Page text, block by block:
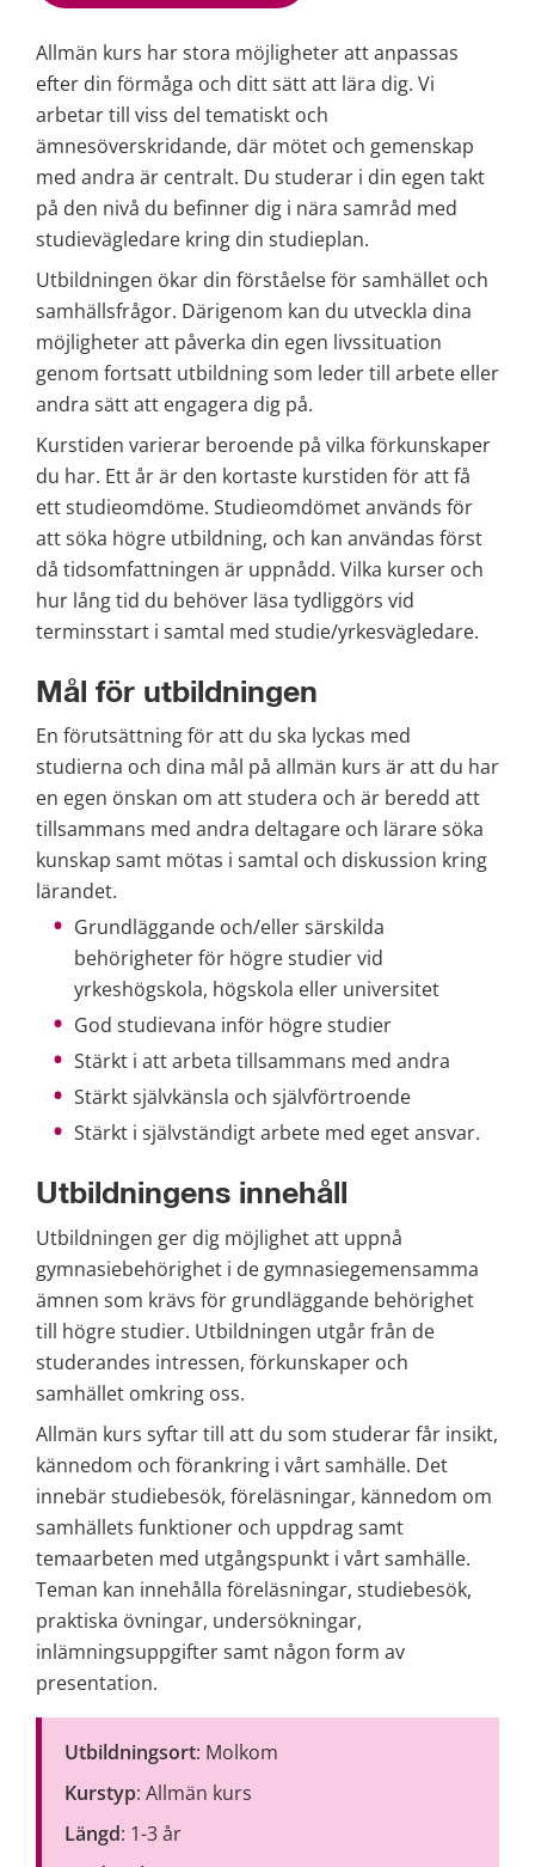
Allmän kurs har stora möjligheter att anpassas
efter din förmåga och ditt sätt att lära dig. Vi
arbetar till viss del tematiskt och
ämnesöverskridande, där mötet och gemenskap
med andra är centralt. Du studerar i din egen takt
på den nivå du befinner dig i nära samråd med
studievägledare kring din studieplan.
Utbildningen ökar din förståelse för samhället och
samhällsfrågor. Därigenom kan du utveckla dina
möjligheter att påverka din egen livssituation
genom fortsatt utbildning som leder till arbete eller
andra sätt att engagera dig på.
Kurstiden varierar beroende på vilka förkunskaper
du har. Ett år är den kortaste kurstiden för att få
ett studieomdöme. Studieomdömet används för
att söka högre utbildning, och kan användas först
då tidsomfattningen är uppnådd. Vilka kurser och
hur lång tid du behöver läsa tydliggörs vid
terminsstart i samtal med studie/yrkesvägledare.
Mål för utbildningen
En förutsättning för att du ska lyckas med
studierna och dina mål på allmän kurs är att du har
en egen önskan om att studera och är beredd att
tillsammans med andra deltagare och lärare söka
kunskap samt mötas i samtal och diskussion kring
lärandet.
Grundläggande och/eller särskilda
behörigheter för högre studier vid
yrkeshögskola, högskola eller universitet
God studievana inför högre studier
Stärkt i att arbeta tillsammans med andra
Stärkt självkänsla och självförtroende
Stärkt i självständigt arbete med eget ansvar.
Utbildningens innehåll
Utbildningen ger dig möjlighet att uppnå
gymnasiebehörighet i de gymnasiegemensamma
ämnen som krävs för grundläggande behörighet
till högre studier. Utbildningen utgår från de
studerandes intressen, förkunskaper och
samhället omkring oss.
Allmän kurs syftar till att du som studerar får insikt,
kännedom och förankring i vårt samhälle. Det
innebär studiebesök, föreläsningar, kännedom om
samhällets funktioner och uppdrag samt
temaarbeten med utgångspunkt i vårt samhälle.
Teman kan innehålla föreläsningar, studiebesök,
praktiska övningar, undersökningar,
inlämningsuppgifter samt någon form av
presentation.
Utbildningsort: Molkom
Kurstyp: Allmän kurs
Längd: 1­-3 år